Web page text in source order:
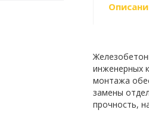
инженерных
монтажа
замены
прочность,